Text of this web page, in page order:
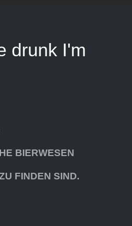
drunk I'm
BIERWESEN
FINDEN SIND.